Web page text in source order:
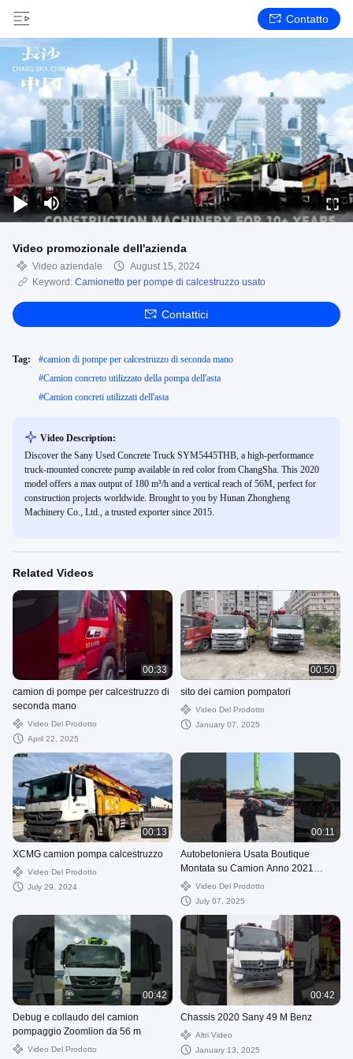
Contatto
Video promozionale dell'azienda
Video aziendale
August 15, 2024
Keyword: Camionetto per pompe di calcestruzzo usato
Contattici
Tag: #camion di pompe per calcestruzzo di seconda mano
#Camion concreto utilizzato della pompa dell'asta
#Camion concreti utilizzati dell'asta
Video Description:
Discover the Sany Used Concrete Truck SYM5445THB, a high-performance
truck-mounted concrete pump available in red color from ChangSha. This 2020
model offers a max output of 180 m³/h and a vertical reach of 56M, perfect for
construction projects worldwide. Brought to you by Hunan Zhongheng
Machinery Co., Ltd., a trusted exporter since 2015.
Related Videos
00:33
camion di pompe per calcestruzzo di
seconda mano
Video Del Prodotto
April 22, 2025
00:50
sito dei camion pompatori
Video Del Prodotto
January 07, 2025
00:13
XCMG camion pompa calcestruzzo
Video Del Prodotto
July 29, 2024
00:11
Autobetoniera Usata Boutique
Montata su Camion Anno 2021
Zoomlion 63M con Telaio Mercedes-
Benz
Video Del Prodotto
July 07, 2025
00:42
Debug e collaudo del camion
pompaggio Zoomlion da 56 m
Video Del Prodotto
00:42
Chassis 2020 Sany 49 M Benz
Altri Video
January 13, 2025